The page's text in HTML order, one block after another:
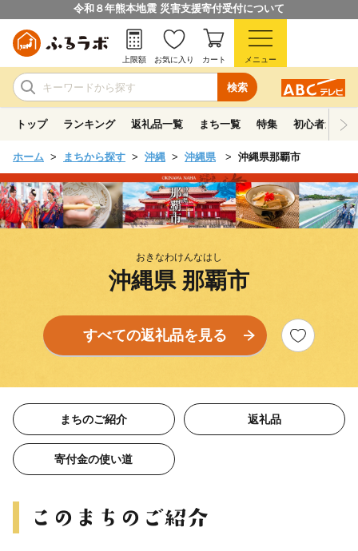
令和８年熊本地震 災害支援寄付受付について
検索
上限額 お気に入り カート メニュー
トップ ランキング 返礼品一覧 まち一覧 特集 初心者ガイド
ホーム まちから探す 沖縄 沖縄県 沖縄県那覇市
おきなわけんなはし
沖縄県 那覇市
すべての返礼品を見る
まちのご紹介 返礼品
寄付金の使い道